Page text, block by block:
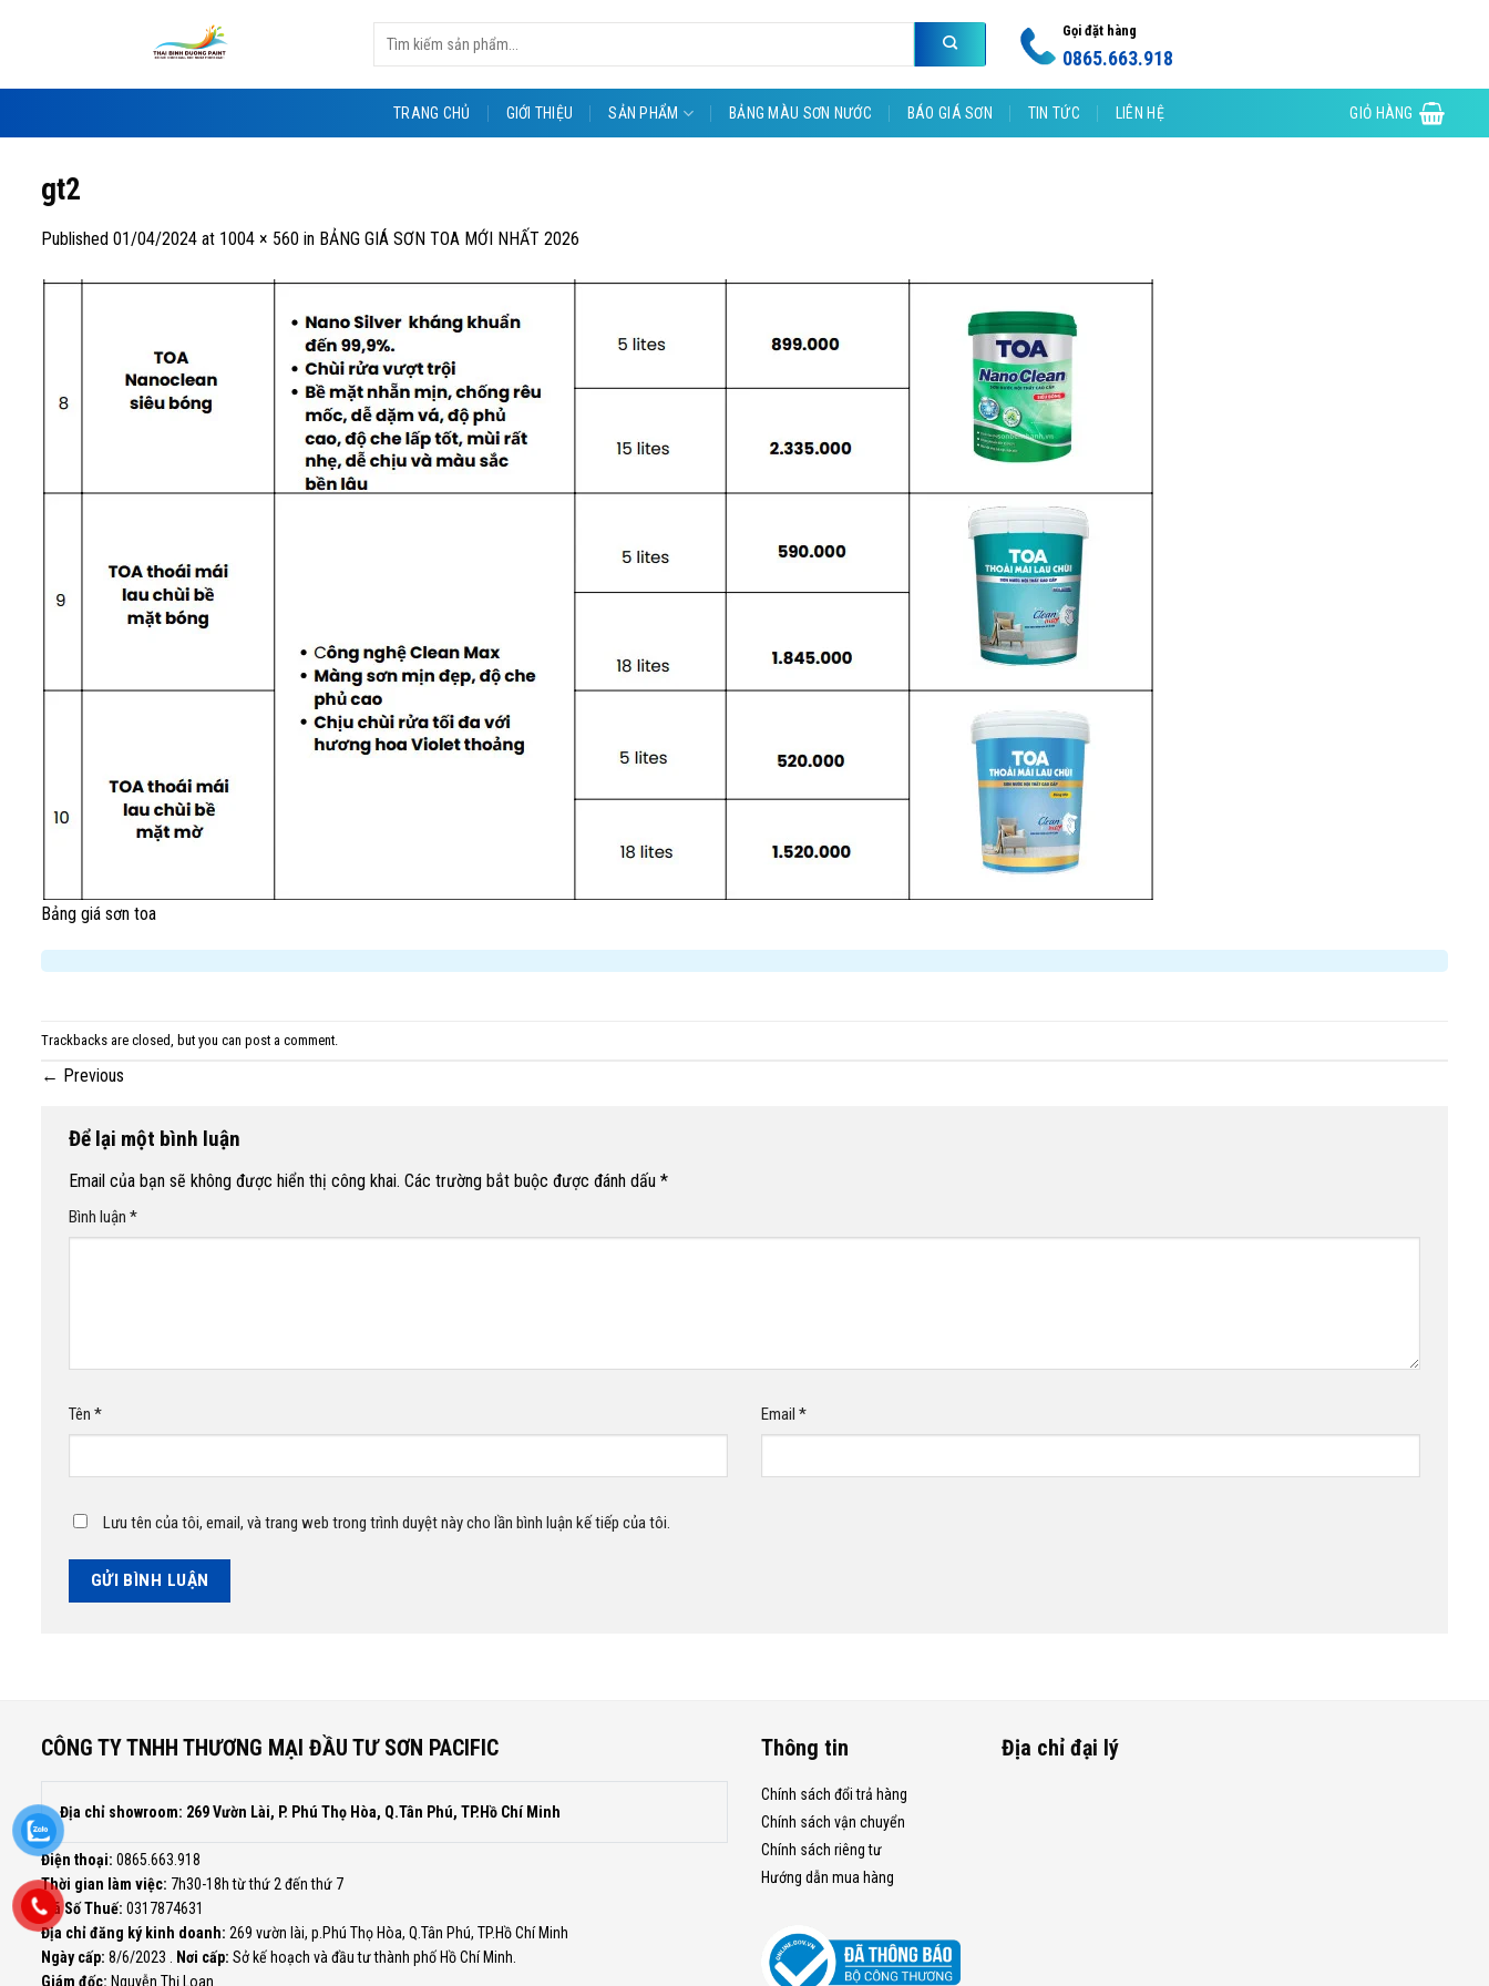
Tìm
kiếm:
Gọi đặt hàng
0865.663.918
TRANG CHỦ GIỚI THIỆU SẢN PHẨM BẢNG MÀU SƠN NƯỚC BÁO GIÁ SƠN TIN TỨC LIÊN HỆ GIỎ HÀNG
gt2
Published 01/04/2024 at 1004 × 560 in BẢNG GIÁ SƠN TOA MỚI NHẤT 2026
Bảng giá sơn toa
Trackbacks are closed, but you can post a comment
← Previous
Để lại một bình luận
Email của bạn sẽ không được hiển thị công khai. Các trường bắt buộc được đánh dấu *
Bình luận *
Tên * Email *
Lưu tên của tôi, email, và trang web trong trình duyệt này cho lần bình luận kế tiếp của tôi.
CÔNG TY TNHH THƯƠNG MẠI ĐẦU TƯ SƠN PACIFIC
Địa chỉ showroom: 269 Vườn Lài, P. Phú Thọ Hòa, Q.Tân Phú, TP.Hồ Chí Minh
Điện thoại: 0865.663.918
Thời gian làm việc: 7h30-18h từ thứ 2 đến thứ 7
Mã Số Thuế: 0317874631
Địa chỉ đăng ký kinh doanh: 269 vườn lài, p.Phú Thọ Hòa, Q.Tân Phú, TP.Hồ Chí Minh
Ngày cấp: 8/6/2023 . Nơi cấp: Sở kế hoạch và đầu tư thành phố Hồ Chí Minh.
Giám đốc: Nguyễn Thị Loan
Thông tin
Chính sách đổi trả hàng
Chính sách vận chuyển
Chính sách riêng tư
Hướng dẫn mua hàng
Địa chỉ đại lý